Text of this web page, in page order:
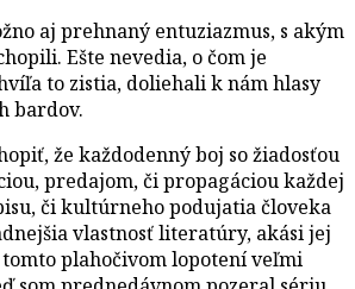
aj prehnaný entuziazmus, s akým
Ešte nevedia, o čom je
to zistia, doliehali k nám hlasy
bardov.
že každodenný boj so žiadosťou
predajom, či propagáciou každej
či kultúrneho podujatia človeka
vlastnosť literatúry, akási jej
plahočivom lopotení veľmi